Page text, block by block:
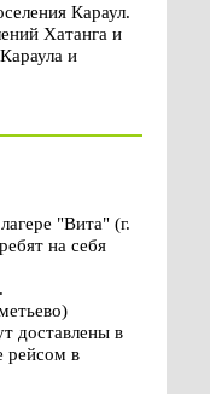
Караул.
Хатанга и
и
"Вита" (г.
на себя
доставлены в
рейсом в